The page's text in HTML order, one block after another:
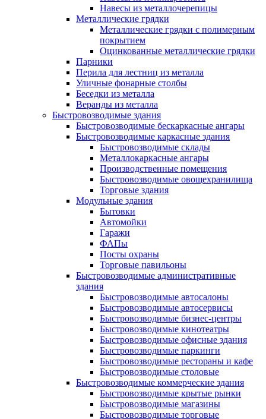
Навесы из металлочерепицы
Металлические грядки
Металлические грядки с полимерным
покрытием
Оцинкованные металлические грядки
Парники
Перила для лестниц из металла
Уличные фонарные столбы
Беседки из металла
Веранды из металла
Быстровозводимые здания
Быстровозводимые бескаркасные ангары
Быстровозводимые каркасные здания
Быстровозводимые склады
Металлокаркасные ангары
Производственные помещения
Быстровозводимые овощехранилища
Торговые здания
Модульные здания
Бытовки
Автомойки
Гаражи
ФАПы
Посты охраны
Торговые павильоны
Быстровозводимые административные
здания
Быстровозводимые автосалоны
Быстровозводимые автосервисы
Быстровозводимые бизнес-центры
Быстровозводимые кинотеатры
Быстровозводимые офисные здания
Быстровозводимые паркинги
Быстровозводимые рестораны и кафе
Быстровозводимые столовые
Быстровозводимые коммерческие здания
Быстровозводимые крытые рынки
Быстровозводимые магазины
Быстровозводимые торговые